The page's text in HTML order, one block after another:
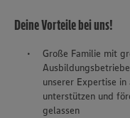
Deine Vorteile bei uns!
Große Familie mit
unserer Expertise
unterstützen und
gelassen